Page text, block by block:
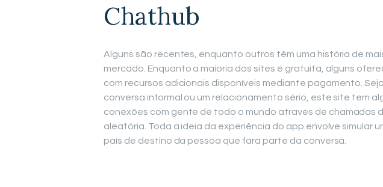
Chathub
Alguns são recentes, enquanto outros têm uma história de
mercado. Enquanto a maioria dos sites é gratuita, alguns
com recursos adicionais disponíveis mediante pagamento.
conversa informal ou um relacionamento sério, este site tem
conexões com gente de todo o mundo através de chamadas
aleatória. Toda a ideia da experiência do app envolve simular
país de destino da pessoa que fará parte da conversa.